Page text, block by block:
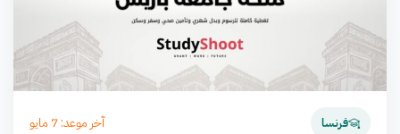
فرنسا آخر موعد: 7 مايو